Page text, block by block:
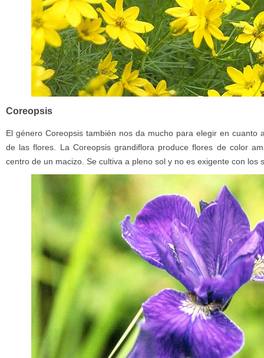
Coreopsis
El género Coreopsis también nos da mucho para elegir en cuanto
de las flores. La Coreopsis grandiflora produce flores de color
centro de un macizo. Se cultiva a pleno sol y no es exigente con los